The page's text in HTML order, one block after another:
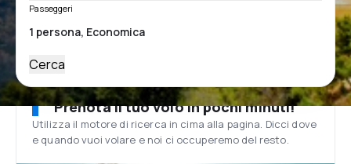
Passeggeri
Cerca
Prenota il tuo volo in pochi minuti!
Utilizza il motore di ricerca in cima alla pagina. Dicci dove
e quando vuoi volare e noi ci occuperemo del resto.